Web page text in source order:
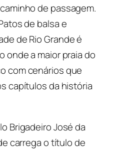
de passagem.
de balsa e
de Rio Grande é
onde a maior praia do
com cenários que
capítulos da história
Brigadeiro José da
carrega o título de